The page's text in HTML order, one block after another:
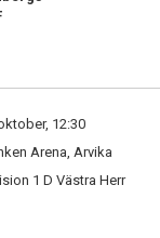
12:30
Arena, Arvika
1 D Västra Herr